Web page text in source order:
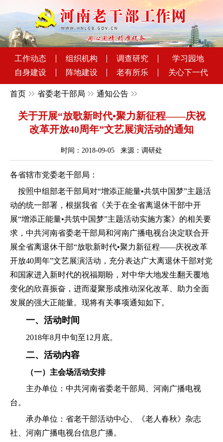
工作动态 组织机构 调查研究
学习园地
自身建设
阵地建设 老有所乐 关心下一代
首页 省委老干部局 通知公告
关于开展“放歌新时代•聚力新征程——庆祝
改革开放40周年”文艺展演活动的通知
时间：2018-09-05 来源：调研处
各省辖市党委老干部局：
按照中组部老干部局对“增添正能量•共筑中国梦”主题活
动的统一部署，根据我省《关于在全省离退休干部中开
展“增添正能量•共筑中国梦”主题活动实施方案》的相关要
求，中共河南省委老干部局和河南广播电视台决定联合开
展全省离退休干部“放歌新时代•聚力新征程——庆祝改革
开放40周年”文艺展演活动，充分表达广大离退休干部对党
和国家进入新时代的祝福期盼，对中华大地发生翻天覆地
变化的欣喜振奋，进而凝聚形成推动深化改革、助力全面
发展的强大正能量。现将有关事项通知如下。
一、活动时间
2018年8月中旬至12月底。
二、活动内容
（一）主会场活动安排
主办单位：中共河南省委老干部局、河南广播电视
台。
承办单位：省老干部活动中心、《老人春秋》杂志
社、河南广播电视台信息广播。